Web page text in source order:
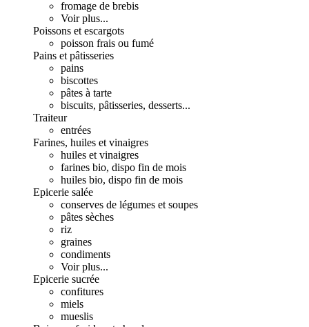
fromage de brebis
Voir plus...
Poissons et escargots
poisson frais ou fumé
Pains et pâtisseries
pains
biscottes
pâtes à tarte
biscuits, pâtisseries, desserts...
Traiteur
entrées
Farines, huiles et vinaigres
huiles et vinaigres
farines bio, dispo fin de mois
huiles bio, dispo fin de mois
Epicerie salée
conserves de légumes et soupes
pâtes sèches
riz
graines
condiments
Voir plus...
Epicerie sucrée
confitures
miels
mueslis